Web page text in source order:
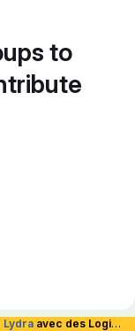
to
Lydra avec des Logiciels Libres et hébergé en